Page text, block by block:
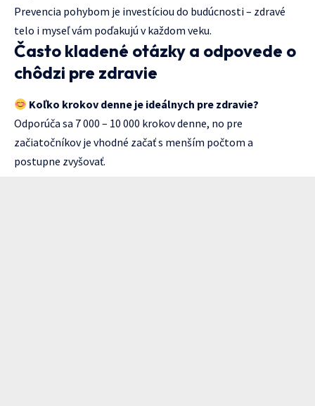
Prevencia pohybom je investíciou do budúcnosti – zdravé
telo i myseľ vám poďakujú v každom veku.
Často kladené otázky a odpovede o
chôdzi pre zdravie
Koľko krokov denne je ideálnych pre zdravie?
Odporúča sa 7 000 – 10 000 krokov denne, no pre
začiatočníkov je vhodné začať s menším počtom a
postupne zvyšovať.